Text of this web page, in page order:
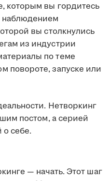
которым вы гордитесь
вы столкнулись
из индустрии
по теме
повороте, запуске или
Нетворкинг
постом, а серией
себе.
— начать. Этот шаг